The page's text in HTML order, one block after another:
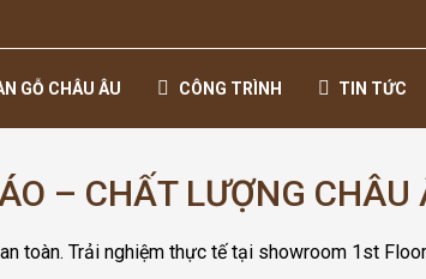
GỖ CHÂU ÂU CÔNG TRÌNH TIN TỨC
– CHẤT LƯỢNG CHÂU
toàn. Trải nghiệm thực tế tại showroom 1st